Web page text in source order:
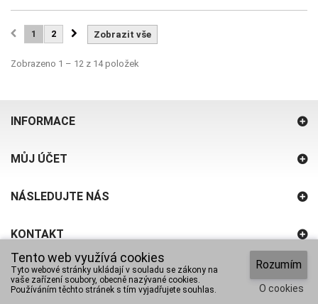
Zobrazit vše
1 2
Zobrazeno 1 – 12 z 14 položek
INFORMACE
MŮJ ÚČET
NÁSLEDUJTE NÁS
KONTAKT
© 2014 BTGreen / design and codePrestaProfi
Tento web využívá cookies
Tyto webové stránky ukládají v souladu se zákony na
vaše zařízení soubory, obecně nazývané cookies.
Používáním těchto stránek s tím vyjadřujete souhlas.
Rozumím
O cookies